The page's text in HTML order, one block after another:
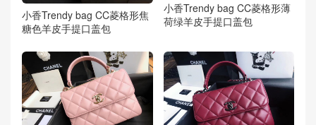
小香Trendy bag CC菱格形焦
糖色羊皮手提口盖包
小香Trendy bag CC菱格形薄
荷绿羊皮手提口盖包